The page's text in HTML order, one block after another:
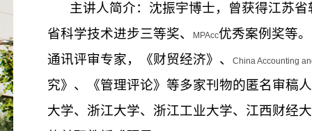
主讲人简介：沈振宇博士，曾获得江苏
省科学技术进步三等奖、
MPAcc优秀案例奖等
通讯评审专家，《财贸经济》、
China Accounting
究》、《管理评论》等多家刊物的匿名审稿
大学、浙江大学、浙江工业大学、江西财经